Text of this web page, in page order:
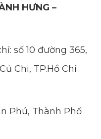
HƯNG –
số 10 đường 365,
Chi, TP.Hồ Chí
Phú, Thành Phố